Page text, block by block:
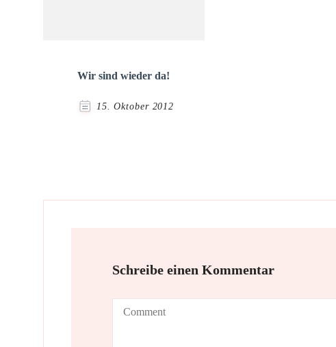
Wir sind wieder da!
15. Oktober 2012
Schreibe einen Kommentar